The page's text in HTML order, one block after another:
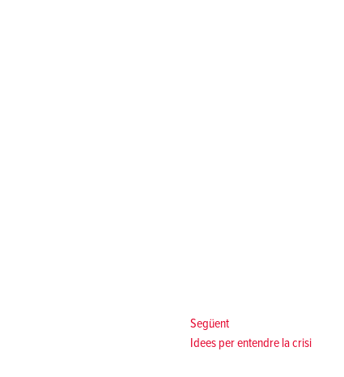
SegüentSegüent:
Idees per entendre la crisi